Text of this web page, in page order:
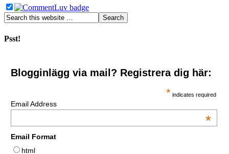
Psst!
Blogginlägg via mail? Registrera dig här:
* indicates required
Email Address
*
Email Format
html